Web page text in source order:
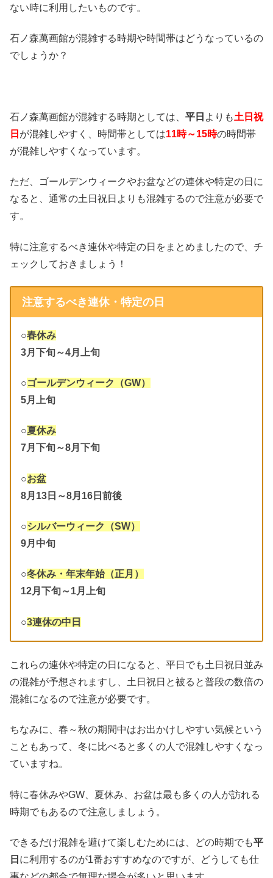
ない時に利用したいものです。
石ノ森萬画館が混雑する時期や時間帯はどうなっているの
でしょうか？
石ノ森萬画館が混雑する時期としては、 平日 よりも土日祝
日 が混雑しやすく、時間帯としては11時～15時の時間帯
が混雑しやすくなっています。
ただ、ゴールデンウィークやお盆などの連休や特定の日に
なると、通常の土日祝日よりも混雑するので注意が必要で
す。
特に注意するべき連休や特定の日をまとめましたので、チ
ェックしておきましょう！
注意するべき連休・特定の日
○春休み
3月下旬～4月上旬
○ゴールデンウィーク（GW）
5月上旬
○夏休み
7月下旬～8月下旬
○お盆
8月13日～8月16日前後
○シルバーウィーク（SW）
9月中旬
○冬休み・年末年始（正月）
12月下旬～1月上旬
○3連休の中日
これらの連休や特定の日になると、平日でも土日祝日並み
の混雑が予想されますし、土日祝日と被ると普段の数倍の
混雑になるので注意が必要です。
ちなみに、春～秋の期間中はお出かけしやすい気候という
こともあって、冬に比べると多くの人で混雑しやすくなっ
ていますね。
特に春休みやGW、夏休み、お盆は最も多くの人が訪れる
時期でもあるので注意しましょう。
できるだけ混雑を避けて楽しむためには、どの時期でも平
日 に利用するのが1番おすすめなのですが、どうしても仕